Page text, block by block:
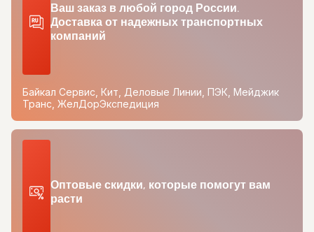
Ваш заказ в любой город России.
Доставка от надежных транспортных
компаний
Байкал Сервис, Кит, Деловые Линии, ПЭК, Мейджик
Транс, ЖелДорЭкспедиция
Оптовые скидки, которые помогут вам
расти